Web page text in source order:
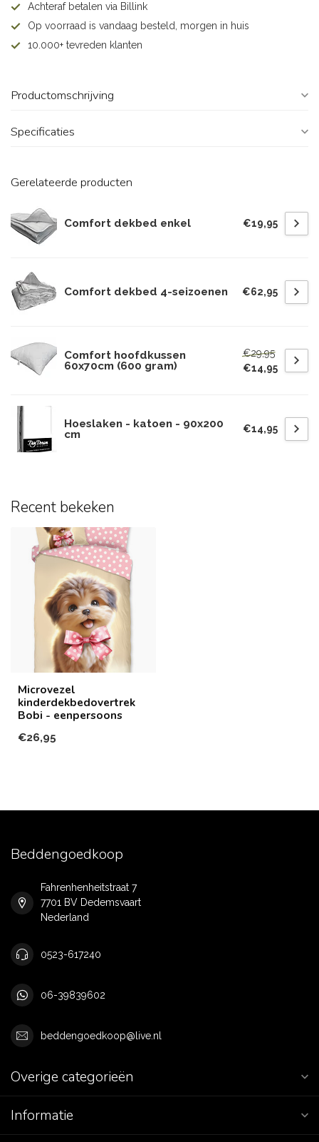
Achteraf betalen via Billink
Op voorraad is vandaag besteld, morgen in huis
10.000+ tevreden klanten
Productomschrijving
Specificaties
Gerelateerde producten
Comfort dekbed enkel €19,95
Comfort dekbed 4-seizoenen €62,95
Comfort hoofdkussen
60x70cm (600 gram)
€29,95
€14,95
Hoeslaken - katoen - 90x200
cm
€14,95
Recent bekeken
Microvezel
kinderdekbedovertrek
Bobi - eenpersoons
€26,95
Beddengoedkoop
Fahrenhenheitstraat 7
7701 BV Dedemsvaart
Nederland
0523-617240
06-39839602
beddengoedkoop@live.nl
Overige categorieën
Informatie